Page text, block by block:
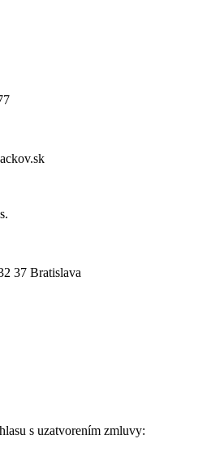
37 Bratislava
s uzatvorením zmluvy: